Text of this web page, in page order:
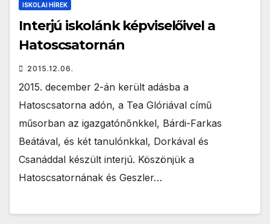
ISKOLAI HÍREK
Interjú iskolánk képviselőivel a
Hatoscsatornán
2015.12.06.
2015. december 2-án került adásba a
Hatoscsatorna adón, a Tea Glóriával című
műsorban az igazgatónőnkkel, Bárdi-Farkas
Beátával, és két tanulónkkal, Dorkával és
Csanáddal készült interjú. Köszönjük a
Hatoscsatornának és Geszler…